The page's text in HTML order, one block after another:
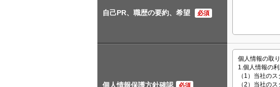
自己PR、職歴の要約、希望 必須
個人情報保護方針確認 必須